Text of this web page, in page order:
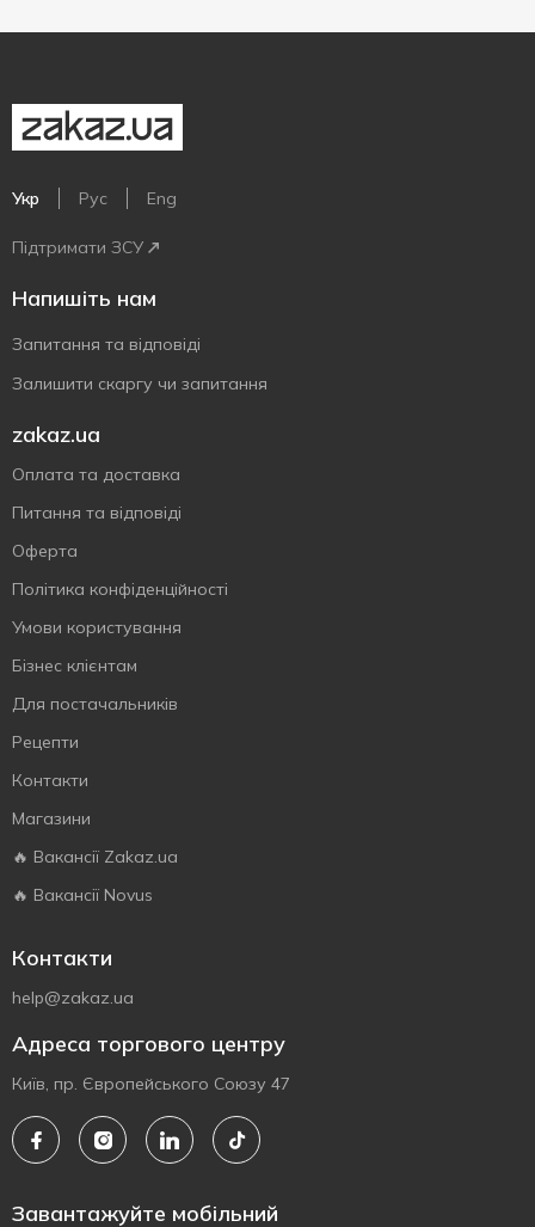
Укр Рус Eng
Підтримати ЗСУ
Напишіть нам
Запитання та відповіді
Залишити скаргу чи запитання
zakaz.ua
Оплата та доставка
Питання та відповіді
Оферта
Політика конфіденційності
Умови користування
Бізнес клієнтам
Для постачальників
Рецепти
Контакти
Магазини
🔥 Вакансії Zakaz.ua
🔥 Вакансії Novus
Контакти
help@zakaz.ua
Адреса торгового центру
Київ, пр. Європейського Союзу 47
Завантажуйте мобільний